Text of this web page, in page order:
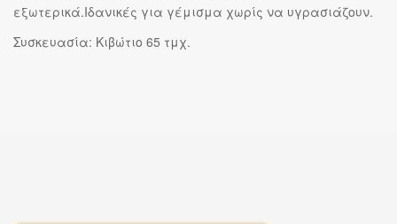
εξωτερικά.Ιδανικές για γέμισμα χωρίς να υγρασιάζουν.
Συσκευασία: Κιβώτιο 65 τμχ.